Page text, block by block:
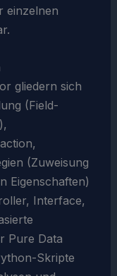
einzelnen
gliedern sich
(Field-
(Zuweisung
Eigenschaften)
Interface,
Pure Data
Skripte